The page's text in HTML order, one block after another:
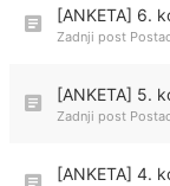
[ANKETA] 6.
Zadnji post
[ANKETA] 5.
Zadnji post
[ANKETA] 4.